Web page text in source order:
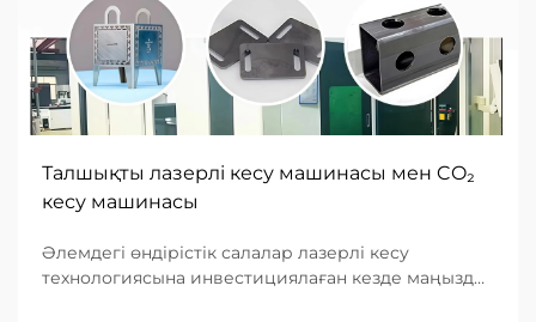
Талшықты лазерлі кесу машинасы мен CO₂
кесу машинасы
Әлемдегі өндірістік салалар лазерлі кесу
технологиясына инвестициялаған кезде маңызды